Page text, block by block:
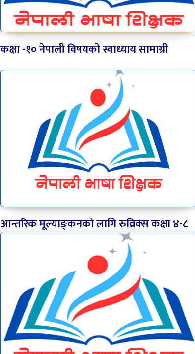
कक्षा -१० नेपाली विषयको स्वाध्याय सामाग्री
आन्तरिक मूल्याङ्‍कनको लागि रुव्रिक्‍स कक्षा ४-८